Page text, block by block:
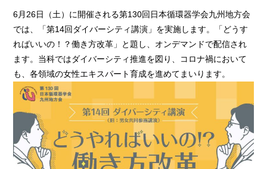
6月26日（土）に開催される第130回日本循環器学会九州地方会
では、「第14回ダイバーシティ講演」を実施します。「どうす
ればいいの！？働き方改革」と題し、オンデマンドで配信され
ます。当科ではダイバーシティ推進を図り、コロナ禍において
も、各領域の女性エキスパート育成を進めてまいります。